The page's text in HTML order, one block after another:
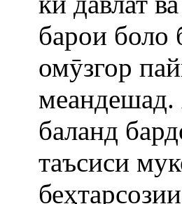
барои боло
омӯзгор
меандешад.
баланд
таъсиси